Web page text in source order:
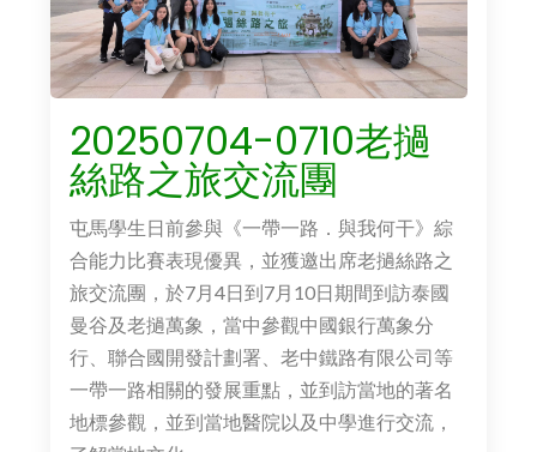
20250704-0710老撾
絲路之旅交流團
屯馬學生日前參與《一帶一路．與我何干》綜
合能力比賽表現優異，並獲邀出席老撾絲路之
旅交流團，於7月4日到7月10日期間到訪泰國
曼谷及老撾萬象，當中參觀中國銀行萬象分
行、聯合國開發計劃署、老中鐵路有限公司等
一帶一路相關的發展重點，並到訪當地的著名
地標參觀，並到當地醫院以及中學進行交流，